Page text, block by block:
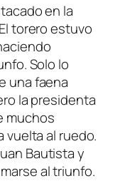
en la
torero estuvo
Solo lo
una faena
la presidenta
muchos
vuelta al ruedo.
Bautista y
al triunfo.